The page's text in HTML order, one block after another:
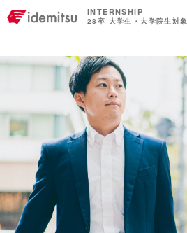
INTERNSHIP
28卒 大学生・大学院生対象